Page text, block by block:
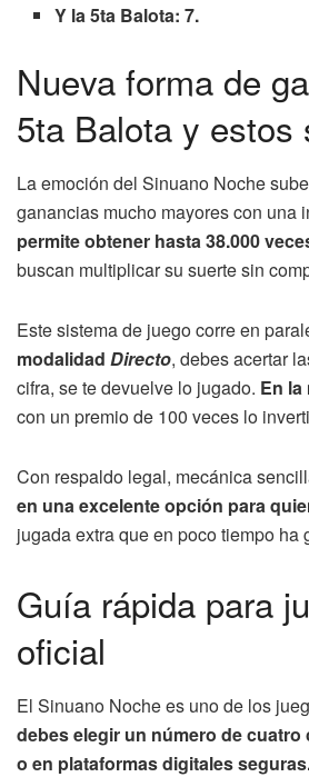
Y la 5ta Balota: 7.
Nueva forma de
5ta Balota y estos
La emoción del Sinuano Noche
ganancias mucho mayores con una
permite obtener hasta 38.000
buscan multiplicar su suerte sin
Este sistema de juego corre en
modalidad Directo, debes acertar
cifra, se te devuelve lo jugado. En la
con un premio de 100 veces lo
Con respaldo legal, mecánica
en una excelente opción para
jugada extra que en poco tiempo
Guía rápida para
oficial
El Sinuano Noche es uno de los
debes elegir un número de
o en plataformas digitales